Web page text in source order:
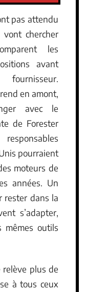
pas attendu
vont chercher
les
avant
en amont,
avec le
de Forester
pourraient
moteurs de
années. Un
rester dans la
s’adapter,
mêmes outils
plus de
à tous ceux